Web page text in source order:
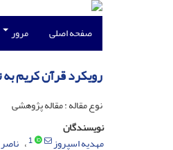
صفحه اصلی مرور
رویکرد قرآن کریم به
نوع مقاله : مقاله پژوهشی
نویسندگان
مهدیه اسپروز
1